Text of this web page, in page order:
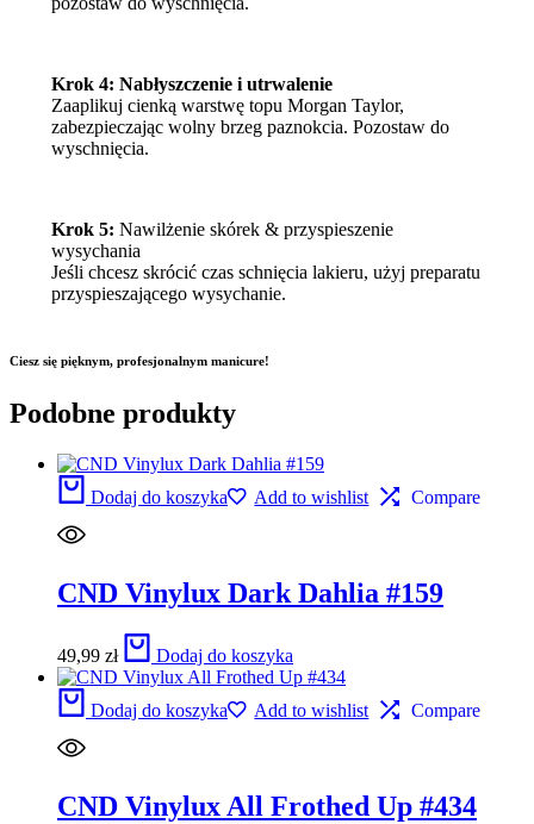
Krok 4: Nabłyszczenie i utrwalenie
Zaaplikuj cienką warstwę topu Morgan Taylor,
zabezpieczając wolny brzeg paznokcia. Pozostaw do
wyschnięcia.
Krok 5: Nawilżenie skórek & przyspieszenie
wysychania
Jeśli chcesz skrócić czas schnięcia lakieru, użyj preparatu
przyspieszającego wysychanie.
Ciesz się pięknym, profesjonalnym manicure!
Podobne produkty
Dodaj do koszyka Add to wishlist Compare
CND Vinylux Dark Dahlia #159
49,99 zł Dodaj do koszyka
Dodaj do koszyka Add to wishlist Compare
CND Vinylux All Frothed Up #434